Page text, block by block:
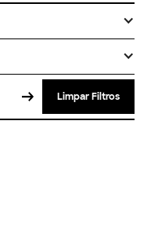
Limpar Filtros